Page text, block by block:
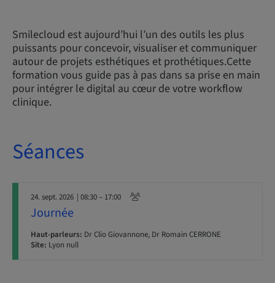
Smilecloud est aujourd’hui l’un des outils les plus
puissants pour concevoir, visualiser et communiquer
autour de projets esthétiques et prothétiques.Cette
formation vous guide pas à pas dans sa prise en main
pour intégrer le digital au cœur de votre workflow
clinique.
Séances
24. sept. 2026 | 08:30 – 17:00
Journée
Haut-parleurs: Dr Clio Giovannone, Dr Romain CERRONE
Site: Lyon null